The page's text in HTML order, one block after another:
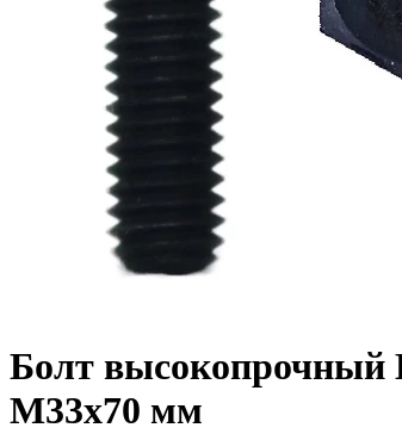
Болт высокопрочный
M33x70 мм